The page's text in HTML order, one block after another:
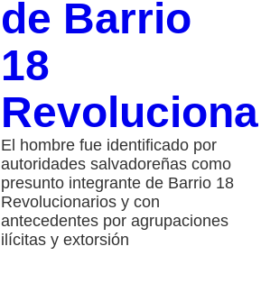
de Barrio
18
El hombre fue identificado por
autoridades salvadoreñas como
presunto integrante de Barrio 18
Revolucionarios y con
antecedentes por agrupaciones
ilícitas y extorsión